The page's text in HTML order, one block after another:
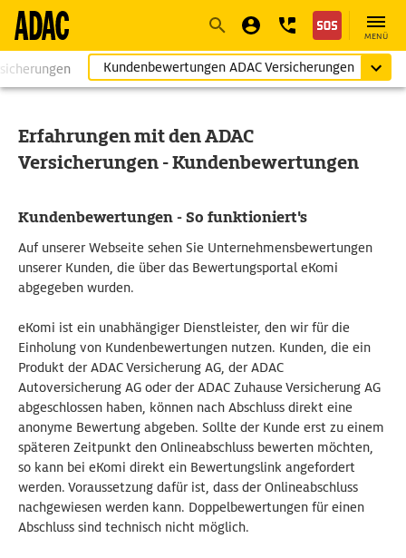
NavigationSuche
MENÜ
Kundenbewertungen ADAC Versicherungen
Erfahrungen mit den ADAC
Versicherungen - Kundenbewertungen
Kundenbewertungen - So funktioniert's
Auf unserer Webseite sehen Sie Unternehmensbewertungen
unserer Kunden, die über das Bewertungsportal eKomi
abgegeben wurden.
eKomi ist ein unabhängiger Dienstleister, den wir für die
Einholung von Kundenbewertungen nutzen. Kunden, die ein
Produkt der ADAC Versicherung AG, der ADAC
Autoversicherung AG oder der ADAC Zuhause Versicherung AG
abgeschlossen haben, können nach Abschluss direkt eine
anonyme Bewertung abgeben. Sollte der Kunde erst zu einem
späteren Zeitpunkt den Onlineabschluss bewerten möchten,
so kann bei eKomi direkt ein Bewertungslink angefordert
werden. Voraussetzung dafür ist, dass der Onlineabschluss
nachgewiesen werden kann. Doppelbewertungen für einen
Abschluss sind technisch nicht möglich.